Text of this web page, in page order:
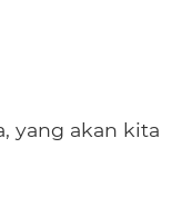
yang akan kita